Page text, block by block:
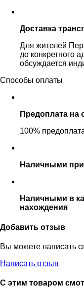
Доставка
Для жителей
до конкретного
обсуждается
Способы оплаты
Предоплата на
100%
Наличными
Наличными в
нахождения
Добавить отзыв
Вы можете написать
Написать отзыв
С этим товаром